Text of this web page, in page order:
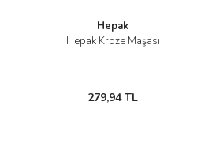
Hepak
Hepak Kroze Maşası
279,94 TL